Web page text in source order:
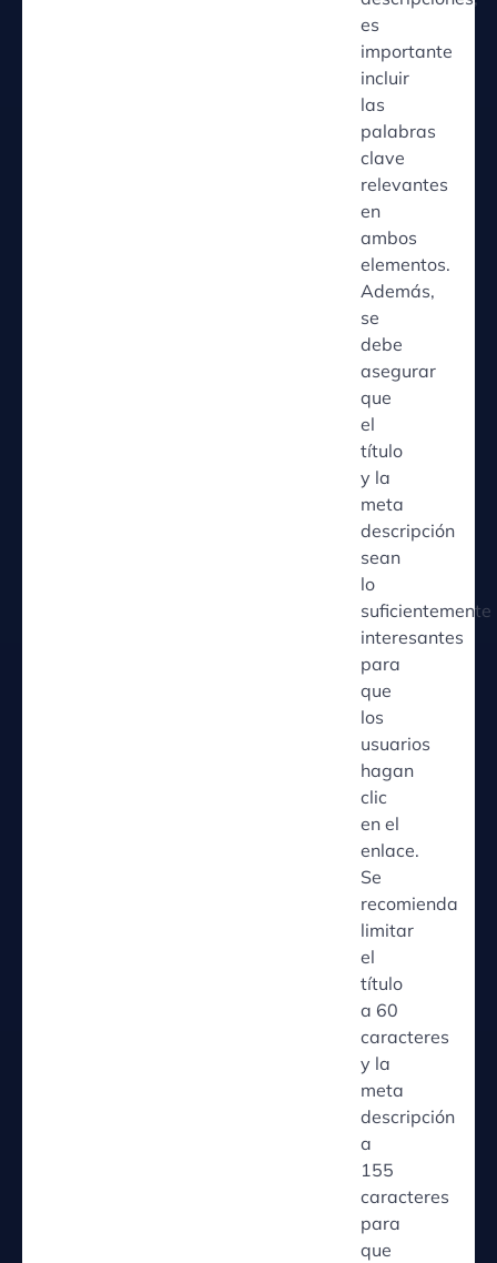
es
importante
incluir
las
palabras
clave
relevantes
en
ambos
elementos.
Además,
se
debe
asegurar
que
el
título
y la
meta
descripción
sean
lo
suficientemente
interesantes
para
que
los
usuarios
hagan
clic
en el
enlace.
Se
recomienda
limitar
el
título
a 60
caracteres
y la
meta
descripción
a
155
caracteres
para
que